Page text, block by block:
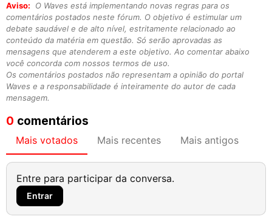
Aviso:
O Waves está implementando novas regras para os
comentários postados neste fórum. O objetivo é estimular um
debate saudável e de alto nível, estritamente relacionado ao
conteúdo da matéria em questão. Só serão aprovadas as
mensagens que atenderem a este objetivo. Ao comentar abaixo
você concorda com nossos termos de uso.
Os comentários postados não representam a opinião do portal
Waves e a responsabilidade é inteiramente do autor de cada
mensagem.
0 comentários
Mais votados Mais recentes Mais antigos
Entre para participar da conversa.
Entrar